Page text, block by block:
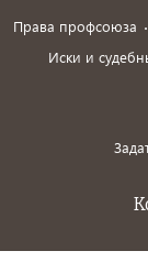
Права профсоюза
Иски и